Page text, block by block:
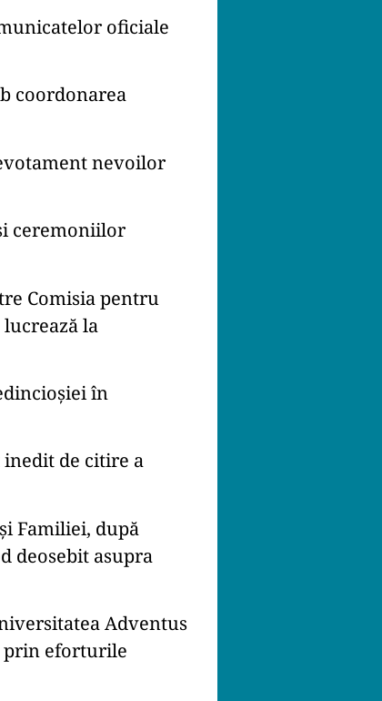
oficiale
coordonarea
nevoilor
ceremoniilor
Comisia pentru
la
în
de citire a
Familiei, după
deosebit asupra
Adventus
prin eforturile